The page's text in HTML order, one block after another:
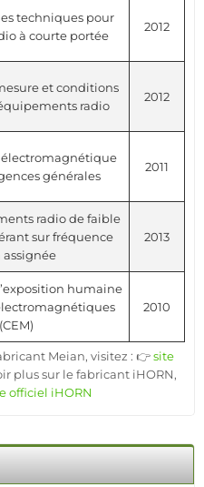
techniques pour
à courte portée
2012
et conditions
radio
2012
générales
2011
radio de faible
sur fréquence
assignée
2013
humaine
(CEM)
2010
Meian, visitez : 👉site
plus sur le fabricant iHORN,
officiel iHORN